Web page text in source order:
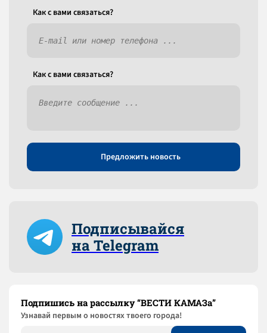
Как c вами связаться?
Как c вами связаться?
Предложить новость
Подписывайся
на Telegram
Подпишись на рассылку “ВЕСТИ КАМАЗа”
Узнaвай первым о новостях твоего города!